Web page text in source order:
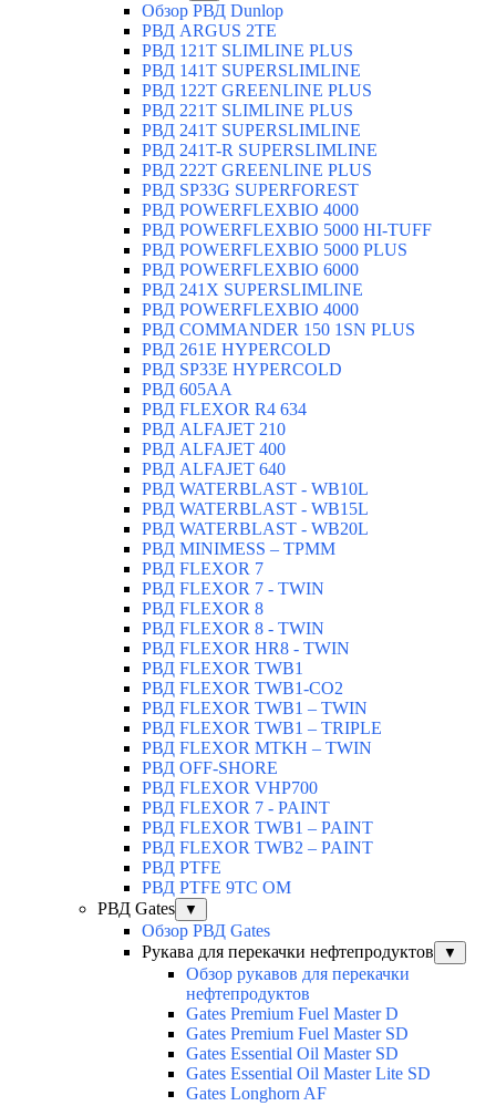
Обзор РВД Dunlop
РВД ARGUS 2TE
РВД 121T SLIMLINE PLUS
РВД 141T SUPERSLIMLINE
РВД 122T GREENLINE PLUS
РВД 221T SLIMLINE PLUS
РВД 241T SUPERSLIMLINE
РВД 241T-R SUPERSLIMLINE
РВД 222T GREENLINE PLUS
РВД SP33G SUPERFOREST
РВД POWERFLEXBIO 4000
РВД POWERFLEXBIO 5000 HI-TUFF
РВД POWERFLEXBIO 5000 PLUS
РВД POWERFLEXBIO 6000
РВД 241X SUPERSLIMLINE
РВД POWERFLEXBIO 4000
РВД СOMMANDER 150 1SN PLUS
РВД 261E HYPERCOLD
РВД SP33E HYPERCOLD
РВД 605AA
РВД FLEXOR R4 634
РВД ALFAJET 210
РВД ALFAJET 400
РВД ALFAJET 640
РВД WATERBLAST - WB10L
РВД WATERBLAST - WB15L
РВД WATERBLAST - WB20L
РВД MINIMESS – TPMM
РВД FLEXOR 7
РВД FLEXOR 7 - TWIN
РВД FLEXOR 8
РВД FLEXOR 8 - TWIN
РВД FLEXOR HR8 - TWIN
РВД FLEXOR TWB1
РВД FLEXOR TWB1-CO2
РВД FLEXOR TWB1 – TWIN
РВД FLEXOR TWB1 – TRIPLE
РВД FLEXOR MTKH – TWIN
РВД OFF-SHORE
РВД FLEXOR VHP700
РВД FLEXOR 7 - PAINT
РВД FLEXOR TWB1 – PAINT
РВД FLEXOR TWB2 – PAINT
РВД PTFE
РВД PTFE 9TC OM
РВД Gates
▼
Обзор РВД Gates
Рукава для перекачки нефтепродуктов
▼
Обзор рукавов для перекачки
нефтепродуктов
Gates Premium Fuel Master D
Gates Premium Fuel Master SD
Gates Essential Oil Master SD
Gates Essential Oil Master Lite SD
Gates Longhorn AF